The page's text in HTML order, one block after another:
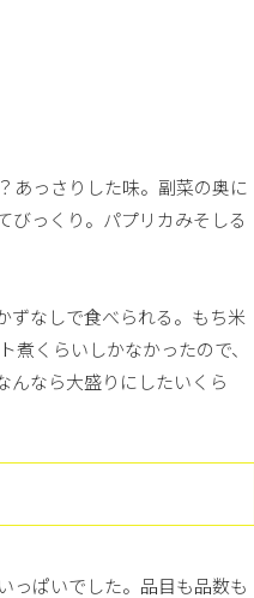
あっさりした味。副菜の奥に
びっくり。パプリカみそしる
ずなしで食べられる。もち米
くらいしかなかったので、
んなら大盛りにしたいくら
っぱいでした。品目も品数も